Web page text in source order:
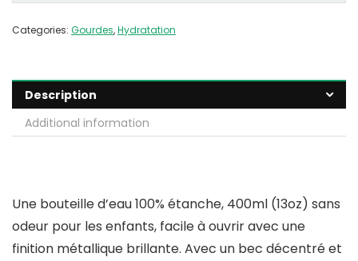
Categories: Gourdes,Hydratation
Description
Additional information
Une bouteille d’eau 100% étanche, 400ml (13oz) sans
odeur pour les enfants, facile à ouvrir avec une
finition métallique brillante. Avec un bec décentré et